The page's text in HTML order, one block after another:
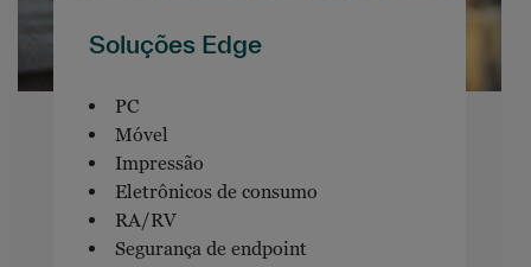
Soluções Edge
PC
Móvel
Impressão
Eletrônicos de consumo
RA/RV
Segurança de endpoint